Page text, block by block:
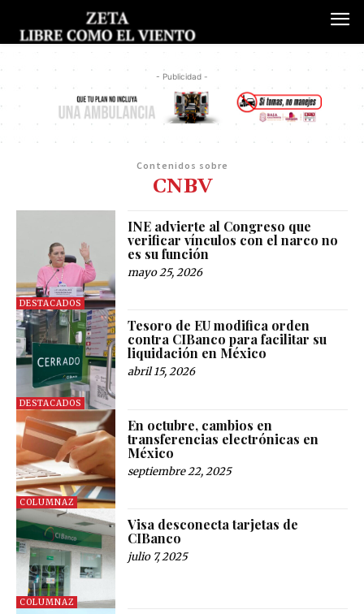
- Publicidad -
Contenidos sobre
CNBV
DESTACADOS
INE advierte al Congreso que
verificar vínculos con el narco no
es su función
mayo 25, 2026
DESTACADOS
Tesoro de EU modifica orden
contra CIBanco para facilitar su
liquidación en México
abril 15, 2026
COLUMNAZ
En octubre, cambios en
transferencias electrónicas en
México
septiembre 22, 2025
COLUMNAZ
Visa desconecta tarjetas de
CIBanco
julio 7, 2025